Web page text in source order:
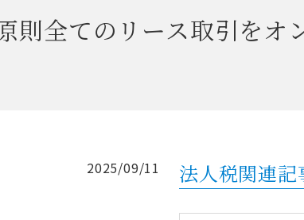
則全てのリース取引をオ
2025/09/11 法人税関連記